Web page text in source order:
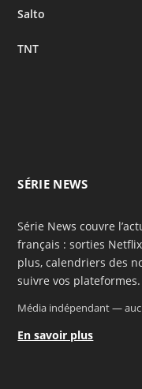
Salto
TNT
SÉRIE NEWS
Série News couvre
français : sorties
plus, calendriers des
suivre vos plateformes.
Média indépendant —
En savoir plus